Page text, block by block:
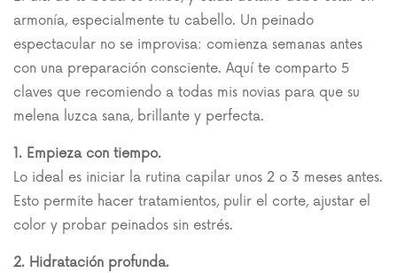
armonía, especialmente tu cabello. Un peinado
espectacular no se improvisa: comienza semanas antes
con una preparación consciente. Aquí te comparto 5
claves que recomiendo a todas mis novias para que su
melena luzca sana, brillante y perfecta.
1. Empieza con tiempo.
Lo ideal es iniciar la rutina capilar unos 2 o 3 meses antes.
Esto permite hacer tratamientos, pulir el corte, ajustar el
color y probar peinados sin estrés.
2. Hidratación profunda.